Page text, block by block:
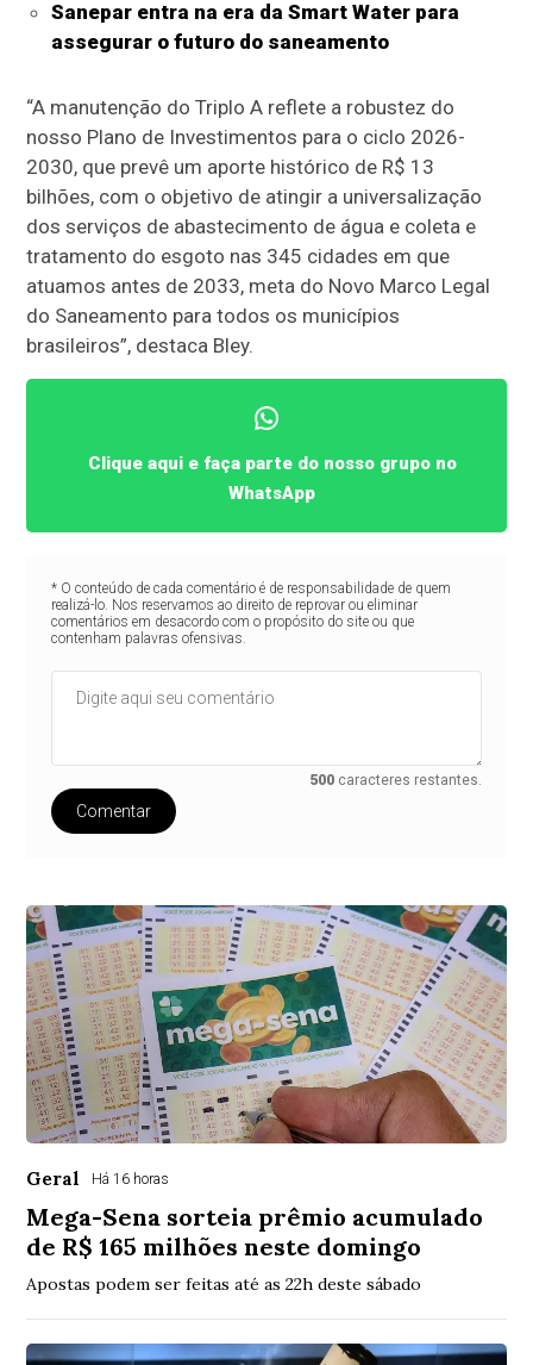
Sanepar entra na era da Smart Water para
assegurar o futuro do saneamento
“A manutenção do Triplo A reflete a robustez do
nosso Plano de Investimentos para o ciclo 2026-
2030, que prevê um aporte histórico de R$ 13
bilhões, com o objetivo de atingir a universalização
dos serviços de abastecimento de água e coleta e
tratamento do esgoto nas 345 cidades em que
atuamos antes de 2033, meta do Novo Marco Legal
do Saneamento para todos os municípios
brasileiros”, destaca Bley.
Clique aqui e faça parte do nosso grupo no
WhatsApp
* O conteúdo de cada comentário é de responsabilidade de quem
realizá-lo. Nos reservamos ao direito de reprovar ou eliminar
comentários em desacordo com o propósito do site ou que
contenham palavras ofensivas.
500 caracteres restantes.
Comentar
Geral Há 16 horas
Mega-Sena sorteia prêmio acumulado
de R$ 165 milhões neste domingo
Apostas podem ser feitas até as 22h deste sábado